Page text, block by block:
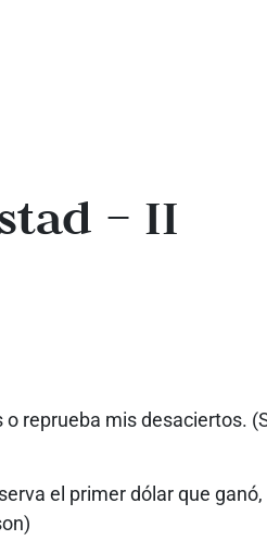
– II
reprueba mis desaciertos.
el primer dólar que ganó,